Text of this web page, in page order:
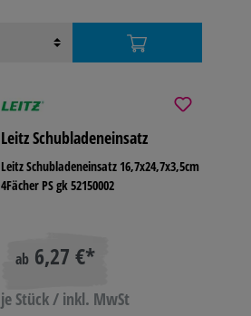
Leitz Schubladeneinsatz
Leitz Schubladeneinsatz 16,7x24,7x3,5cm
4Fächer PS gk 52150002
ab 6,27 €*
je Stück / inkl. MwSt